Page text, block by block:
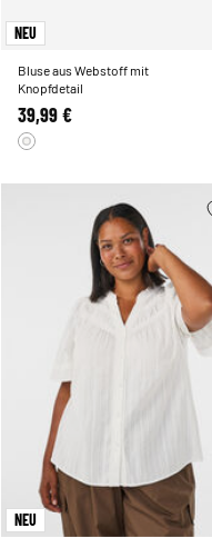
NEU
Bluse aus Webstoff mit
Knopfdetail
39,99 €
NEU